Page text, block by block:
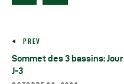
PREV
Sommet des 3 bassins: Jour
J-3